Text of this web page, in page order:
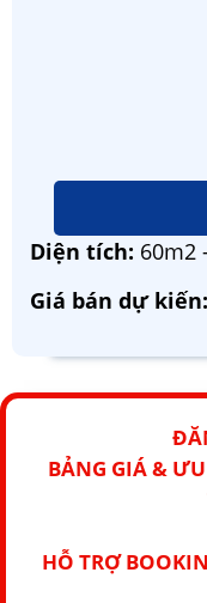
Diện tích: 60m2
Giá bán dự kiến:
BẢNG GIÁ &
HỖ TRỢ